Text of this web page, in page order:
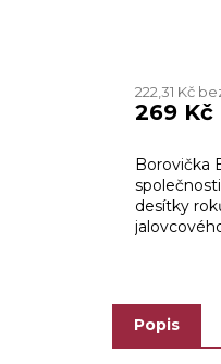
222,31 Kč
269 Kč
Borovička
desítky
Popis